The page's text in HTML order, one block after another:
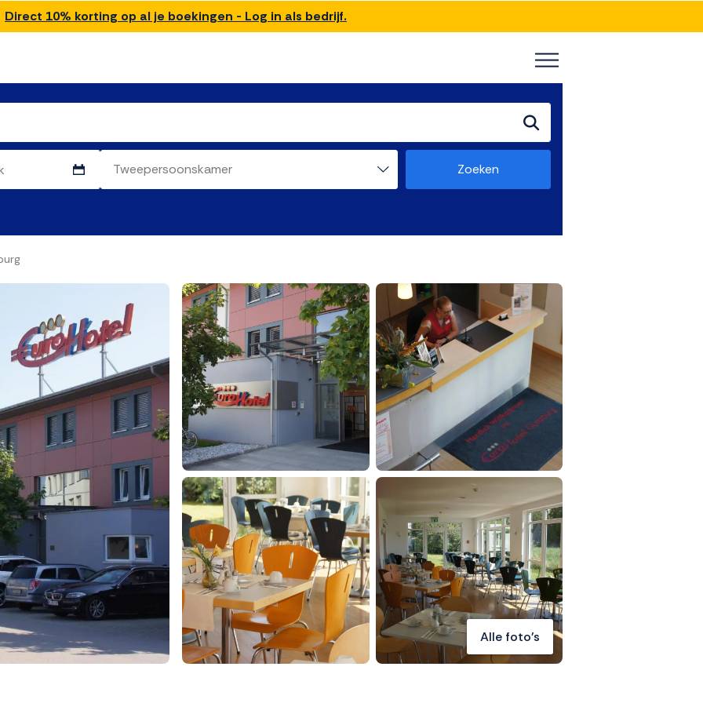
Direct 10% korting op al je boekingen - Log in als bedrijf.
Zoeken
Alle foto's